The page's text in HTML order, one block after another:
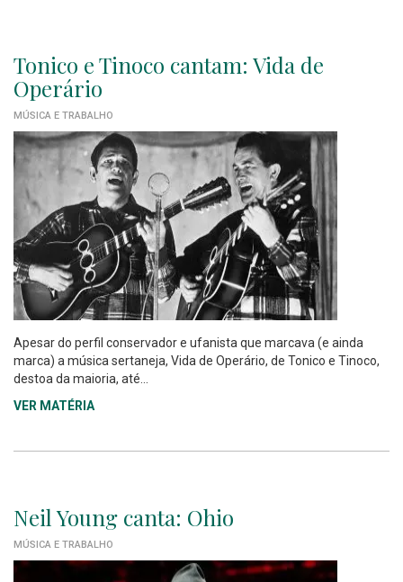
Tonico e Tinoco cantam: Vida de
Operário
MÚSICA E TRABALHO
Apesar do perfil conservador e ufanista que marcava (e ainda
marca) a música sertaneja, Vida de Operário, de Tonico e Tinoco,
destoa da maioria, até...
VER MATÉRIA
Neil Young canta: Ohio
MÚSICA E TRABALHO